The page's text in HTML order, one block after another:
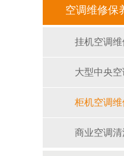
空调维修保
挂机空调维
大型中央
柜机空调维
商业空调清